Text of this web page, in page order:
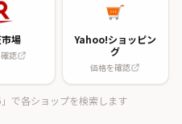
場
認
Yahoo!ショッピン
グ
価格を確認
で各ショップを検索します